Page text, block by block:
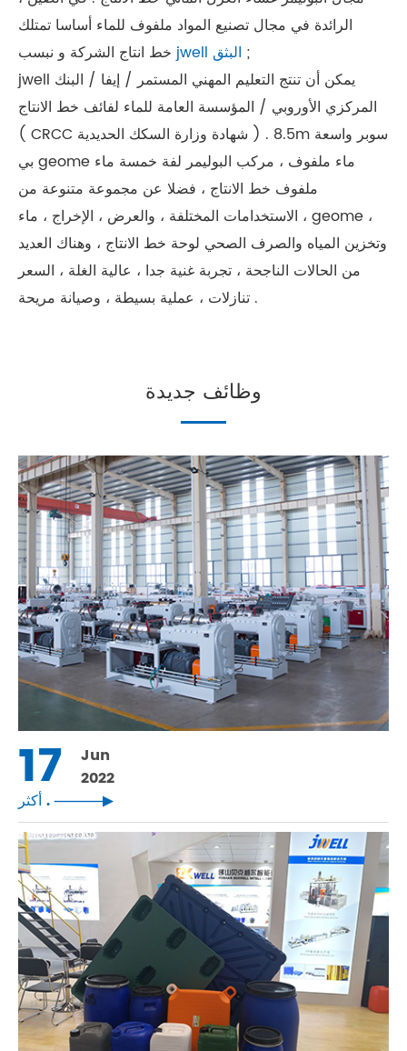
الرائدة في مجال تصنيع المواد ملفوف للماء أساسا تمتلك
jwell البثق خط انتاج الشركة و نبسب ;
jwell يمكن أن تنتج التعليم المهني المستمر / إيفا / البنك
المركزي الأوروبي / المؤسسة العامة للماء لفائف خط الانتاج
( CRCC شهادة وزارة السكك الحديدية ) . 8.5m سوبر واسعة
بي geome ماء ملفوف ، مركب البوليمر لفة خمسة ماء
ملفوف خط الانتاج ، فضلا عن مجموعة متنوعة من
الاستخدامات المختلفة ، والعرض ، الإخراج ، ماء ، geome ،
وتخزين المياه والصرف الصحي لوحة خط الانتاج ، وهناك العديد
من الحالات الناجحة ، تجربة غنية جدا ، عالية الغلة ، السعر
تنازلات ، عملية بسيطة ، وصيانة مريحة .
وظائف جديدة
17
Jun
2022
أكثر . 